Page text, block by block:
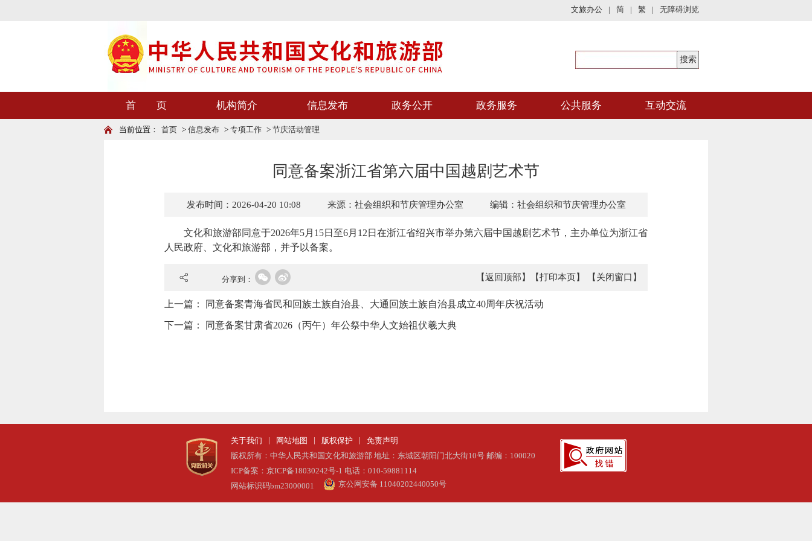
文旅办公 | 简 | 繁 | 无障碍浏览
首 页 机构简介 信息发布 政务公开 政务服务 公共服务 互动交流
当前位置： 首页 > 信息发布 > 专项工作 > 节庆活动管理
同意备案浙江省第六届中国越剧艺术节
发布时间：2026-04-20 10:08 来源：社会组织和节庆管理办公室 编辑：社会组织和节庆管理办公室
文化和旅游部同意于2026年5月 15日至6月 12 日 在浙江省绍兴市举办第六届中国越剧艺术节，主办单位为浙江省
人民政府、文化和旅游部 ，并予以备案。
分享到： 【返回顶部】 【打印本页】 【关闭窗口】
上一篇： 同意备案青海省民和回族土族自治县、大通回族土族自治县成立40周年庆祝活动
下一篇： 同意备案甘肃省2026（丙午）年公祭中华人文始祖伏羲大典